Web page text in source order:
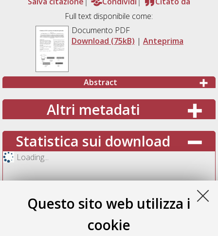
Questo sito web utilizza i
cookie
Full text disponibile come:
Documento PDF
Download (75kB) | Anteprima
Abstract
Altri metadati
Statistica sui download
Loading...